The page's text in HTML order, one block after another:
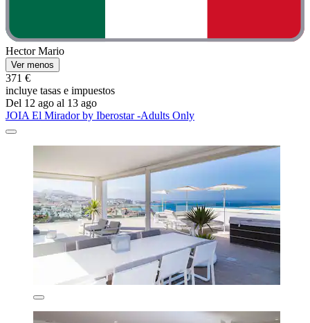
Hector Mario
Ver menos
371 €
incluye tasas e impuestos
Del 12 ago al 13 ago
JOIA El Mirador by Iberostar -Adults Only